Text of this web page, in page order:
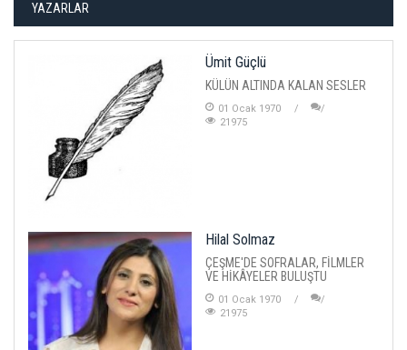
YAZARLAR
Ümit Güçlü
KÜLÜN ALTINDA KALAN SESLER
01 Ocak 1970
21975
Hilal Solmaz
ÇEŞME'DE SOFRALAR, FİLMLER
VE HİKÂYELER BULUŞTU
01 Ocak 1970
21975